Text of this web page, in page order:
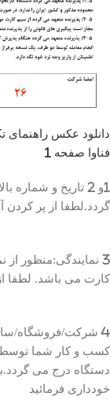
دانلود عکس راهنمای
فناوا صفحه 1
1و 2 تاریخ و
گردد.لطفا از پر کردن
3 نمایندگی:منظور
کارت می باشد. لطفا
4 شرکت/فروشگاه/
کسب و کار شما توسط
دستگاه درج می
خودداری فرمائید